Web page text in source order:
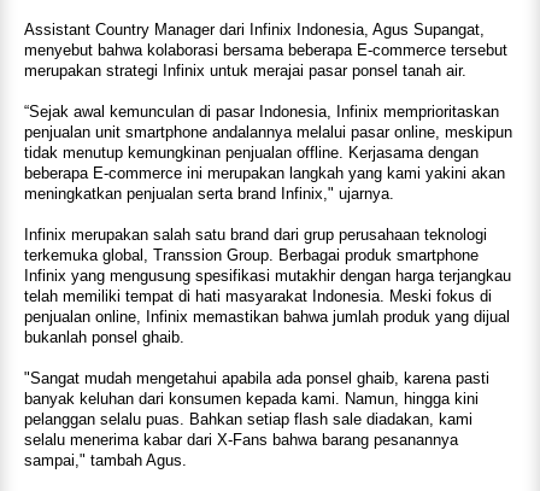
Assistant Country Manager dari Infinix Indonesia, Agus Supangat,
menyebut bahwa kolaborasi bersama beberapa E-commerce tersebut
merupakan strategi Infinix untuk merajai pasar ponsel tanah air.
“Sejak awal kemunculan di pasar Indonesia, Infinix memprioritaskan
penjualan unit smartphone andalannya melalui pasar online, meskipun
tidak menutup kemungkinan penjualan offline. Kerjasama dengan
beberapa E-commerce ini merupakan langkah yang kami yakini akan
meningkatkan penjualan serta brand Infinix," ujarnya.
Infinix merupakan salah satu brand dari grup perusahaan teknologi
terkemuka global, Transsion Group. Berbagai produk smartphone
Infinix yang mengusung spesifikasi mutakhir dengan harga terjangkau
telah memiliki tempat di hati masyarakat Indonesia. Meski fokus di
penjualan online, Infinix memastikan bahwa jumlah produk yang dijual
bukanlah ponsel ghaib.
"Sangat mudah mengetahui apabila ada ponsel ghaib, karena pasti
banyak keluhan dari konsumen kepada kami. Namun, hingga kini
pelanggan selalu puas. Bahkan setiap flash sale diadakan, kami
selalu menerima kabar dari X-Fans bahwa barang pesanannya
sampai," tambah Agus.